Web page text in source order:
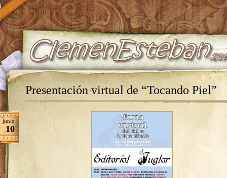
Presentación virtual de “Tocando Piel”
junio
10